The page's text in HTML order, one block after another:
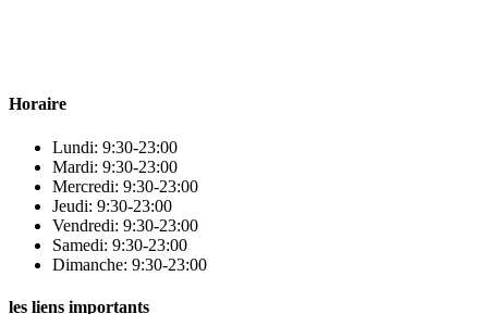
Horaire
Lundi: 9:30-23:00
Mardi: 9:30-23:00
Mercredi: 9:30-23:00
Jeudi: 9:30-23:00
Vendredi: 9:30-23:00
Samedi: 9:30-23:00
Dimanche: 9:30-23:00
les liens importants